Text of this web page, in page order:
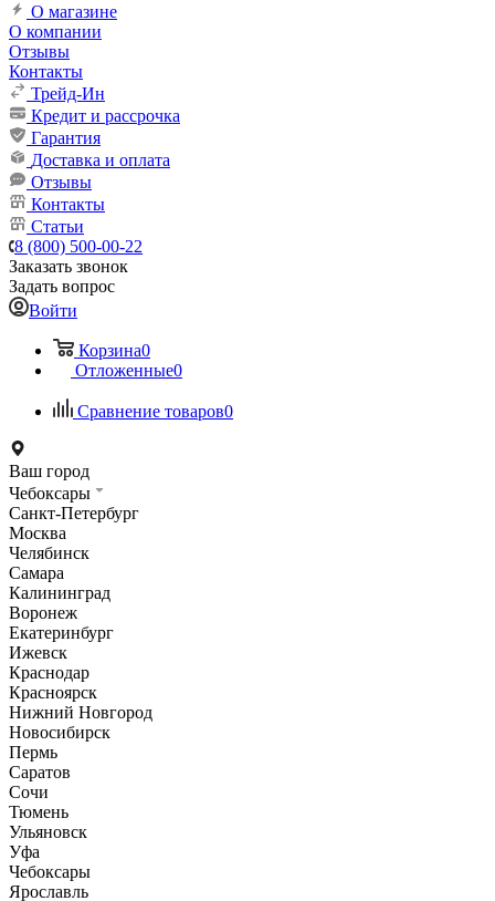
О магазине
О компании
Отзывы
Контакты
Трейд-Ин
Кредит и рассрочка
Гарантия
Доставка и оплата
Отзывы
Контакты
Статьи
8 (800) 500-00-22
Заказать звонок
Задать вопрос
Войти
Корзина0
Отложенные0
Сравнение товаров0
Ваш город
Чебоксары
Санкт-Петербург
Москва
Челябинск
Самара
Калининград
Воронеж
Екатеринбург
Ижевск
Краснодар
Красноярск
Нижний Новгород
Новосибирск
Пермь
Саратов
Сочи
Тюмень
Ульяновск
Уфа
Чебоксары
Ярославль